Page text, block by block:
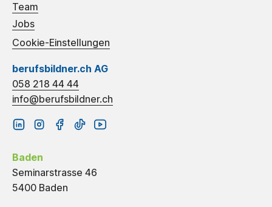
berufsbildner.ch AG
058 218 44 44
info@berufsbildner.ch
Baden
Seminarstrasse 46
5400 Baden
Team
Jobs
Cookie-Einstellungen